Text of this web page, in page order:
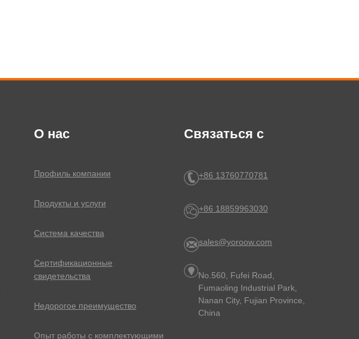
О нас
Профиль компании
Продукты и услуги
Система качества
Сертификационные
свидетельства
Недорогое преимущество
Опыт работы с комплектующими
Связаться с
+86 13760770781
+86 18859963030
sales@yoroow.com
No.560, Fufei Road,
Fumaoling Industrial Park,
Nanan City, Fujian Province,
China